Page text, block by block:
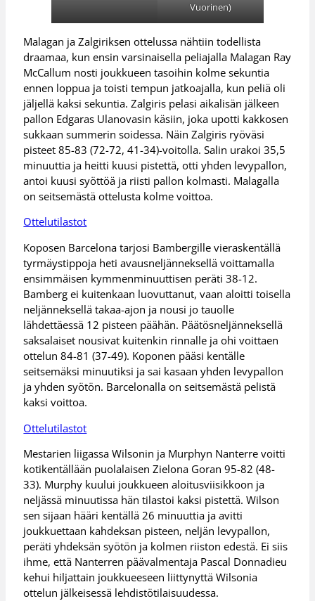
Vuorinen)
Malagan ja Zalgiriksen ottelussa nähtiin todellista
draamaa, kun ensin varsinaisella peliajalla Malagan Ray
McCallum nosti joukkueen tasoihin kolme sekuntia
ennen loppua ja toisti tempun jatkoajalla, kun peliä oli
jäljellä kaksi sekuntia. Zalgiris pelasi aikalisän jälkeen
pallon Edgaras Ulanovasin käsiin, joka upotti kakkosen
sukkaan summerin soidessa. Näin Zalgiris ryöväsi
pisteet 85-83 (72-72, 41-34)-voitolla. Salin urakoi 35,5
minuuttia ja heitti kuusi pistettä, otti yhden levypallon,
antoi kuusi syöttöä ja riisti pallon kolmasti. Malagalla
on seitsemästä ottelusta kolme voittoa.
Ottelutilastot
Koposen Barcelona tarjosi Bambergille vieraskentällä
tyrmäystippoja heti avausneljänneksellä voittamalla
ensimmäisen kymmenminuuttisen peräti 38-12.
Bamberg ei kuitenkaan luovuttanut, vaan aloitti toisella
neljänneksellä takaa-ajon ja nousi jo tauolle
lähdettäessä 12 pisteen päähän. Päätösneljänneksellä
saksalaiset nousivat kuitenkin rinnalle ja ohi voittaen
ottelun 84-81 (37-49). Koponen pääsi kentälle
seitsemäksi minuutiksi ja sai kasaan yhden levypallon
ja yhden syötön. Barcelonalla on seitsemästä pelistä
kaksi voittoa.
Ottelutilastot
Mestarien liigassa Wilsonin ja Murphyn Nanterre voitti
kotikentällään puolalaisen Zielona Goran 95-82 (48-
33). Murphy kuului joukkueen aloitusviisikkoon ja
neljässä minuutissa hän tilastoi kaksi pistettä. Wilson
sen sijaan hääri kentällä 26 minuuttia ja avitti
joukkuettaan kahdeksan pisteen, neljän levypallon,
peräti yhdeksän syötön ja kolmen riiston edestä. Ei siis
ihme, että Nanterren päävalmentaja Pascal Donnadieu
kehui hiljattain joukkueeseen liittynyttä Wilsonia
ottelun jälkeisessä lehdistötilaisuudessa.